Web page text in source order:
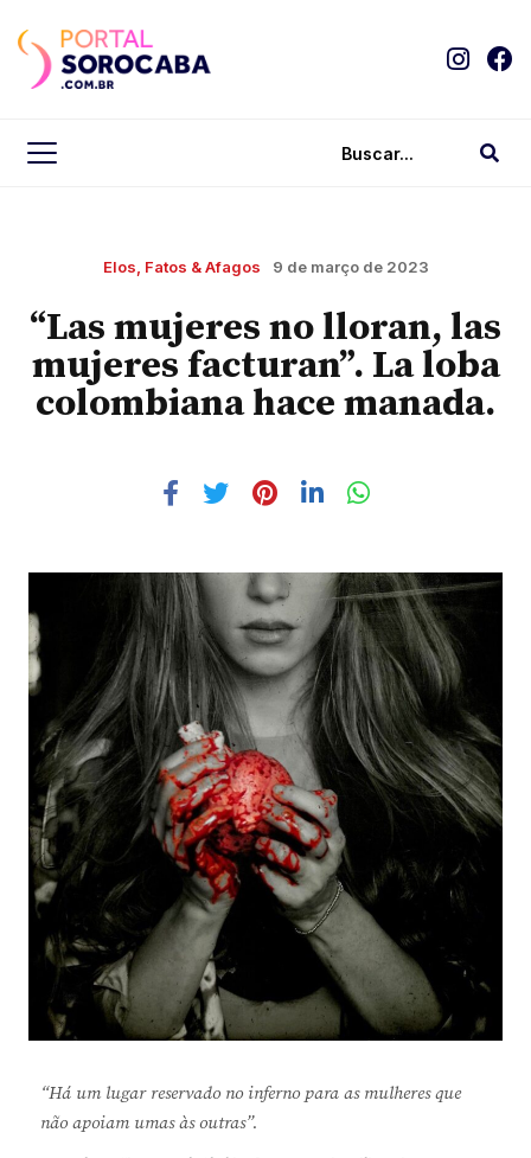
Elos, Fatos & Afagos 9 de março de 2023
“Las mujeres no lloran, las
mujeres facturan”. La loba
colombiana hace manada.
“Há um lugar reservado no inferno para as mulheres que
não apoiam umas às outras”.